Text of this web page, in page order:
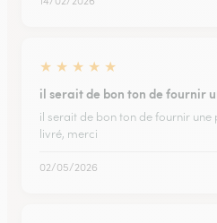
★ ★ ★ ★ ★
il serait de bon ton de fournir
il serait de bon ton de fournir
livré, merci
02/05/2026